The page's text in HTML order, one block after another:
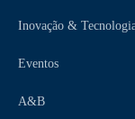
Inovação &
Eventos
A&B